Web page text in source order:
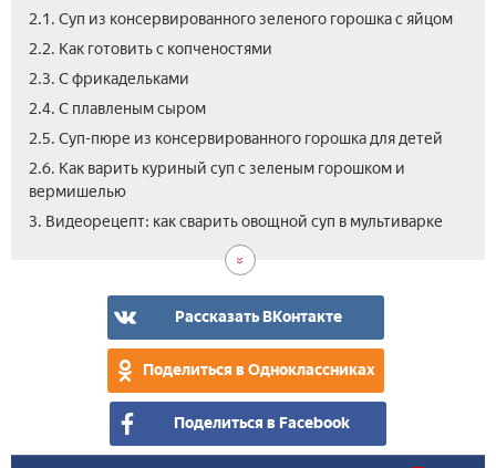
2.1. Суп из консервированного зеленого горошка с яйцом
2.2. Как готовить с копченостями
2.3. С фрикадельками
2.4. С плавленым сыром
2.5. Суп-пюре из консервированного горошка для детей
2.6. Как варить куриный суп с зеленым горошком и
вермишелью
3. Видеорецепт: как сварить овощной суп в мультиварке
Рассказать ВКонтакте
Поделиться в Одноклассниках
Поделиться в Facebook